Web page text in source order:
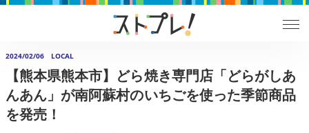
2024/02/06 LOCAL
【熊本県熊本市】どら焼き専門店「どらがしあ
んあん」が南阿蘇村のいちごを使った季節商品
を発売！